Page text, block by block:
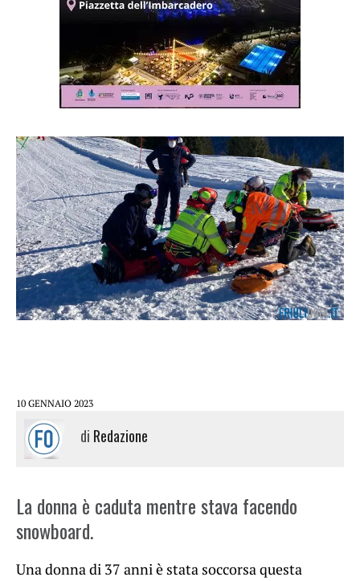
10 GENNAIO 2023
di Redazione
La donna è caduta mentre stava facendo
snowboard.
Una donna di 37 anni è stata soccorsa questa